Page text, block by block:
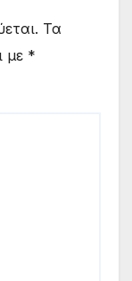
Τα
με *